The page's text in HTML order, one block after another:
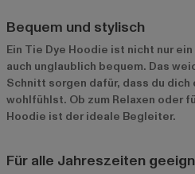
Bequem und stylisch
Ein Tie Dye Hoodie ist nicht nur
auch unglaublich bequem. Das
Schnitt sorgen dafür, dass du dich
wohlfühlst. Ob zum Relaxen oder
Hoodie ist der ideale Begleiter.
Für alle Jahreszeiten